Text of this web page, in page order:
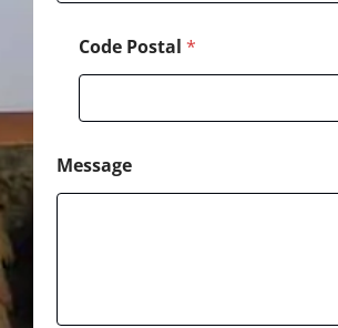
i
Code Postal *
Message